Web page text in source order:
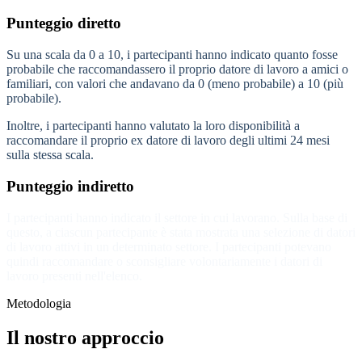
Punteggio diretto
Su una scala da 0 a 10, i partecipanti hanno indicato quanto fosse
probabile che raccomandassero il proprio datore di lavoro a amici o
familiari, con valori che andavano da 0 (meno probabile) a 10 (più
probabile).
Inoltre, i partecipanti hanno valutato la loro disponibilità a
raccomandare il proprio ex datore di lavoro degli ultimi 24 mesi
sulla stessa scala.
Punteggio indiretto
Metodologia
Il nostro approccio